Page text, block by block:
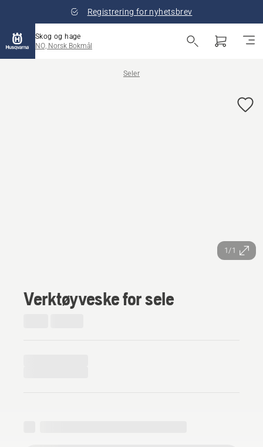
Registrering for nyhetsbrev
Skog og hage
NO, Norsk Bokmål
Seler
1/1
Verktøyveske for sele